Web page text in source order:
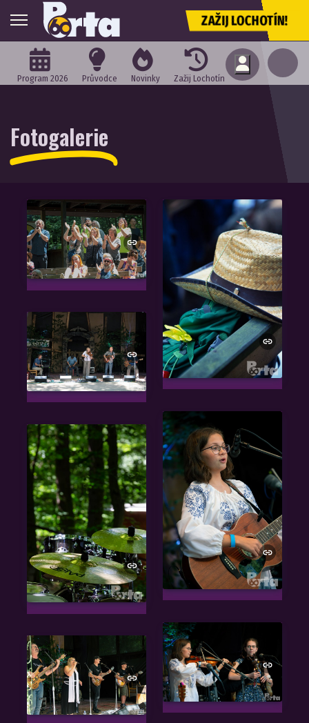
ZAŽIJ LOCHOTÍN!
Program 2026 Průvodce Novinky Zažij Lochotín
Fotogalerie